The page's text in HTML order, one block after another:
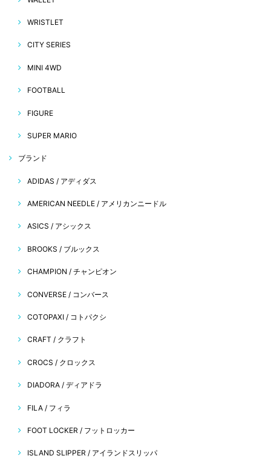
WRISTLET
CITY SERIES
MINI 4WD
FOOTBALL
FIGURE
SUPER MARIO
ブランド
ADIDAS / アディダス
AMERICAN NEEDLE / アメリカンニードル
ASICS / アシックス
BROOKS / ブルックス
CHAMPION / チャンピオン
CONVERSE / コンバース
COTOPAXI / コトパクシ
CRAFT / クラフト
CROCS / クロックス
DIADORA / ディアドラ
FILA / フィラ
FOOT LOCKER / フットロッカー
ISLAND SLIPPER / アイランドスリッパ